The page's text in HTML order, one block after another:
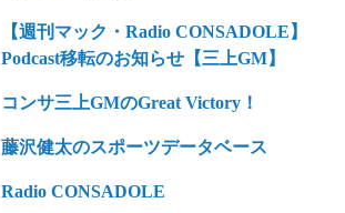
【週刊マック・Radio CONSADOLE】
Podcast移転のお知らせ【三上GM】
コンサ三上GMのGreat Victory！
藤沢健太のスポーツデータベース
Radio CONSADOLE